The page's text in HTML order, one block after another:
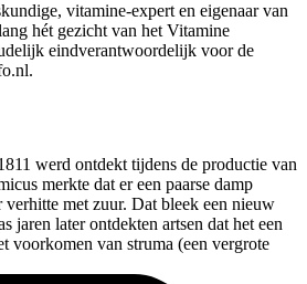
vitamine-expert en eigenaar van
hét gezicht van het Vitamine
eindverantwoordelijk voor de
werd ontdekt tijdens de productie van
merkte dat er een paarse damp
met zuur. Dat bleek een nieuw
jaren later ontdekten artsen dat het een
voorkomen van struma (een vergrote